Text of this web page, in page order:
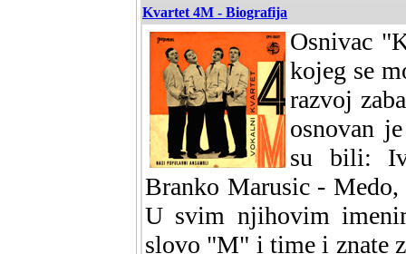
Kvartet 4M - Biografija
Osnivac
kojeg se
razvoj
osnovan
su bili:
Branko Marusic -
U svim njihovim
slovo "M" i time i znate